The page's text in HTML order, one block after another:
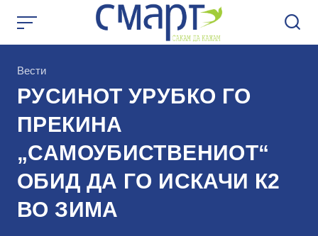
КАтегорија
Вести
РУСИНОТ УРУБКО ГО
ПРЕКИНА
„САМОУБИСТВЕНИОТ“
ОБИД ДА ГО ИСКАЧИ К2
ВО ЗИМА